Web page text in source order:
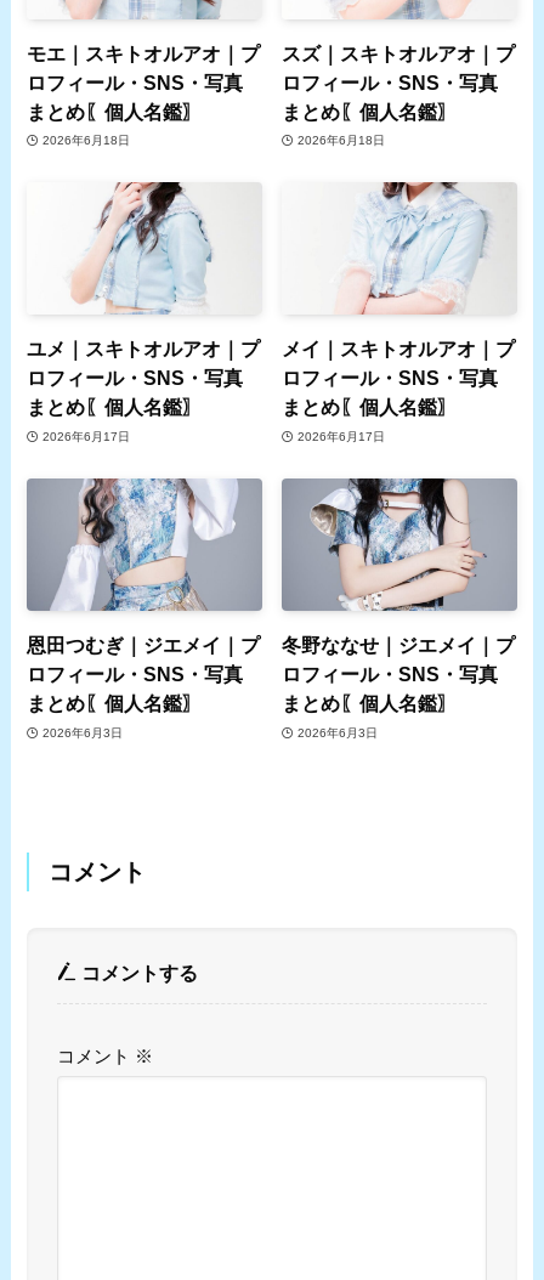
モエ｜スキトオルアオ｜プ
ロフィール・SNS・写真
まとめ〖個人名鑑〗
2026年6月18日
スズ｜スキトオルアオ｜プ
ロフィール・SNS・写真
まとめ〖個人名鑑〗
2026年6月18日
ユメ｜スキトオルアオ｜プ
ロフィール・SNS・写真
まとめ〖個人名鑑〗
2026年6月17日
メイ｜スキトオルアオ｜プ
ロフィール・SNS・写真
まとめ〖個人名鑑〗
2026年6月17日
恩田つむぎ｜ジエメイ｜プ
ロフィール・SNS・写真
まとめ〖個人名鑑〗
2026年6月3日
冬野ななせ｜ジエメイ｜プ
ロフィール・SNS・写真
まとめ〖個人名鑑〗
2026年6月3日
コメント
コメントする
コメント ※